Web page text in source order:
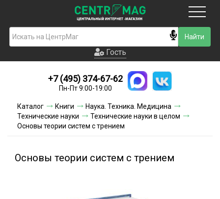
Гость
Новинки
Условия доставки
Условия оплаты
Гость
+7 (495) 374-67-62
Пн-Пт 9:00-19:00
Каталог Книги
Наука. Техника. Медицина
Технические науки
Технические науки в целом
Основы теории систем с трением
Основы теории систем с трением